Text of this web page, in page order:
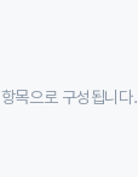
목으로 구성됩니다.